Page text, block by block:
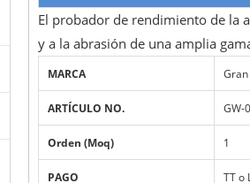
El probador de rendimiento de la
y a la abrasión de una amplia
MARCA
ARTÍCULO NO. GW-
Orden (Moq) 1
PAGO TT o